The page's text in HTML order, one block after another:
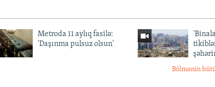
Metroda 11 aylıq fasilə:
'Daşınma pulsuz olsun'
Bölmənin